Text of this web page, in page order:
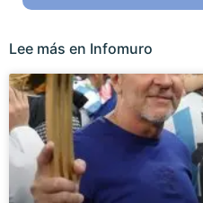
Lee más en Infomuro